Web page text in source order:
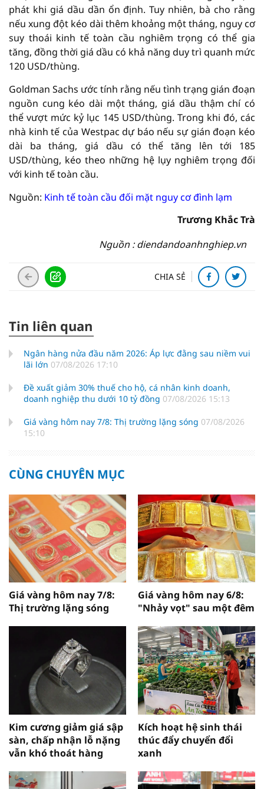
phát khi giá dầu dần ổn định. Tuy nhiên, bà cho rằng
nếu xung đột kéo dài thêm khoảng một tháng, nguy cơ
suy thoái kinh tế toàn cầu nghiêm trọng có thể gia
tăng, đồng thời giá dầu có khả năng duy trì quanh mức
120 USD/thùng.
Goldman Sachs ước tính rằng nếu tình trạng gián đoạn
nguồn cung kéo dài một tháng, giá dầu thậm chí có
thể vượt mức kỷ lục 145 USD/thùng. Trong khi đó, các
nhà kinh tế của Westpac dự báo nếu sự gián đoạn kéo
dài ba tháng, giá dầu có thể tăng lên tới 185
USD/thùng, kéo theo những hệ lụy nghiêm trọng đối
với kinh tế toàn cầu.
Nguồn: Kinh tế toàn cầu đối mặt nguy cơ đình lạm
Trương Khắc Trà
Nguồn : diendandoanhnghiep.vn
CHIA SẺ
Tin liên quan
Ngân hàng nửa đầu năm 2026: Áp lực đằng sau niềm vui
lãi lớn 07/08/2026 17:10
Đề xuất giảm 30% thuế cho hộ, cá nhân kinh doanh,
doanh nghiệp thu dưới 10 tỷ đồng 07/08/2026 15:13
Giá vàng hôm nay 7/8: Thị trường lặng sóng 07/08/2026
15:10
CÙNG CHUYÊN MỤC
Giá vàng hôm nay 7/8:
Thị trường lặng sóng
Giá vàng hôm nay 6/8:
"Nhảy vọt" sau một đêm
Kim cương giảm giá sập
sàn, chấp nhận lỗ nặng
vẫn khó thoát hàng
Kích hoạt hệ sinh thái
thúc đẩy chuyển đổi
xanh